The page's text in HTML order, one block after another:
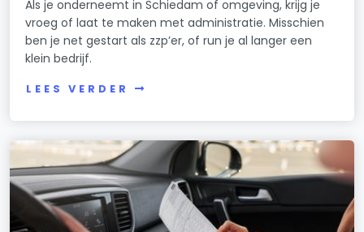
Als je onderneemt in Schiedam of omgeving, krijg je
vroeg of laat te maken met administratie. Misschien
ben je net gestart als zzp’er, of run je al langer een
klein bedrijf.
LEES VERDER